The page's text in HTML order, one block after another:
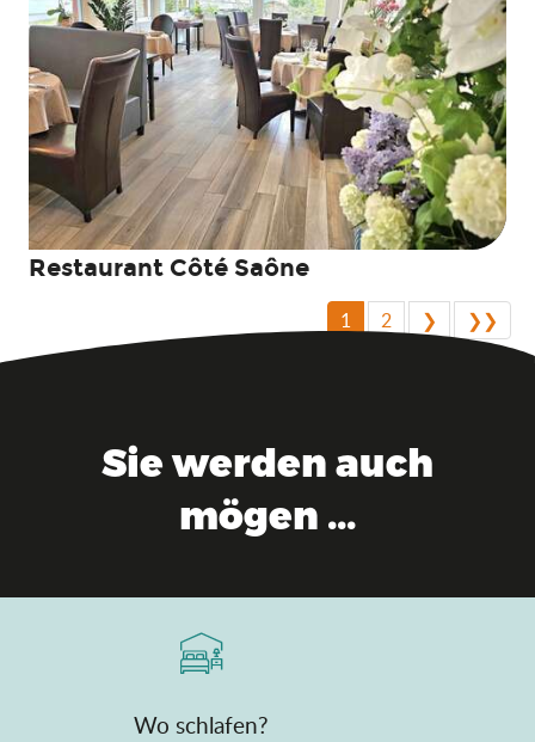
Restaurant Côté Saône
1 2 ❯ ❯❯
Sie werden auch
mögen ...
Wo schlafen?